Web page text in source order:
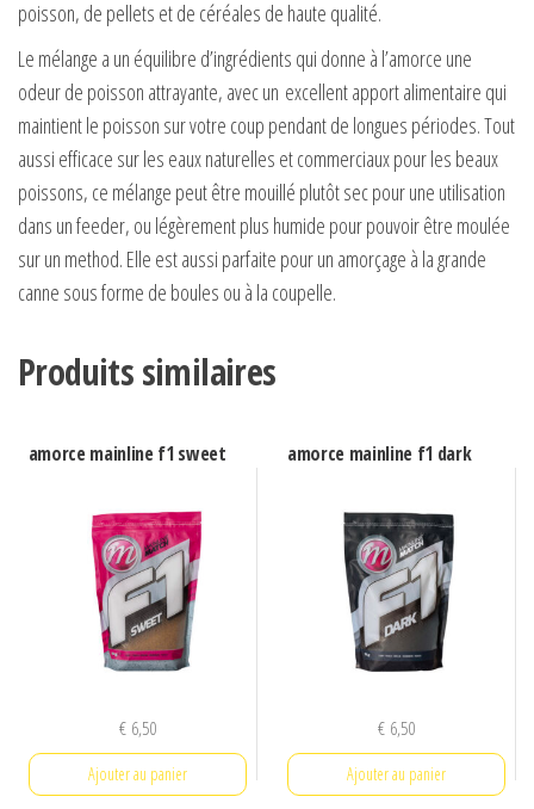
poisson, de pellets et de céréales de haute qualité.
Le mélange a un équilibre d’ingrédients qui donne à l’amorce une
odeur de poisson attrayante, avec un excellent apport alimentaire qui
maintient le poisson sur votre coup pendant de longues périodes. Tout
aussi efficace sur les eaux naturelles et commerciaux pour les beaux
poissons, ce mélange peut être mouillé plutôt sec pour une utilisation
dans un feeder, ou légèrement plus humide pour pouvoir être moulée
sur un method. Elle est aussi parfaite pour un amorçage à la grande
canne sous forme de boules ou à la coupelle.
Produits similaires
amorce mainline f1 sweet
€6,50
Ajouter au panier
amorce mainline f1 dark
€ 6,50
Ajouter au panier